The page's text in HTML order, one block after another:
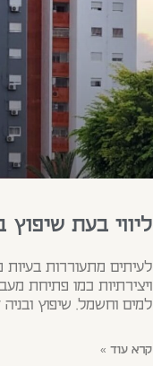
ליווי בעת שיפוץ
לעיתים מתעוררות בעיות
ויצירתיות כמו פתיחת
למים וחשמל. שיפוץ
קרא עוד »